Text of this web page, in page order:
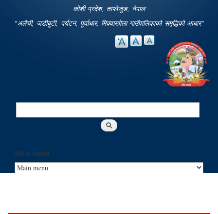
कोशी प्रदेश, ताप्लेजुङ, नेपाल
"अलैची, जडीबुटी, पर्यटन, पूर्वाधार, मिक्वाखोला गाउँपालिकाको समृद्धिको आधार"
Search
Main menu